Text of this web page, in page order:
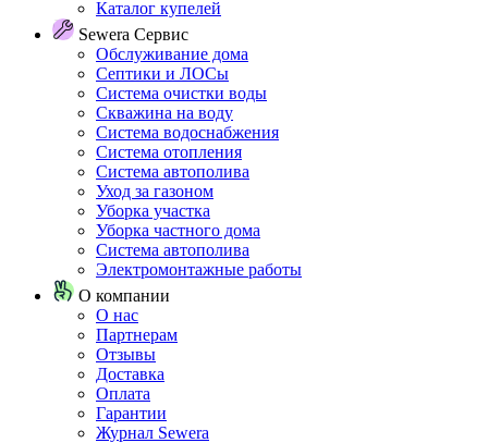
Каталог купелей
Sewera Сервис
Обслуживание дома
Септики и ЛОСы
Система очистки воды
Скважина на воду
Система водоснабжения
Система отопления
Система автополива
Уход за газоном
Уборка участка
Уборка частного дома
Система автополива
Электромонтажные работы
О компании
О нас
Партнерам
Отзывы
Доставка
Оплата
Гарантии
Журнал Sewera